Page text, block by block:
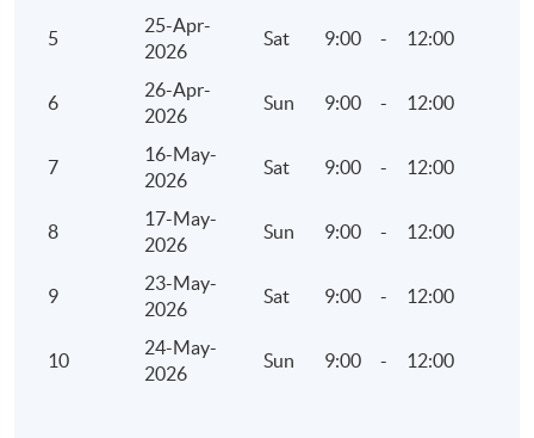
4.各類資訊的來源與應用
IV. 信貸評估：技術與方法
- 信貸評估分析框架
- 信貸評估的全面應用
- 信貸評估實作演練
5
25-Apr-
2026
Sat 9:00 - 12:00
6
26-Apr-
2026
Sun 9:00 - 12:00
7
16-May-
2026
Sat 9:00 - 12:00
8
17-May-
2026
Sun 9:00 - 12:00
9
23-May-
2026
Sat 9:00 - 12:00
10
24-May-
2026
Sun 9:00 - 12:00